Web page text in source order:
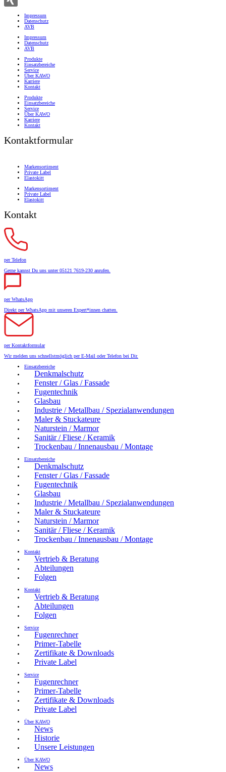
Impressum
Datenschutz
AVB
Impressum
Datenschutz
AVB
Produkte
Einsatzbereiche
Service
Über KAWO
Karriere
Kontakt
Produkte
Einsatzbereiche
Service
Über KAWO
Karriere
Kontakt
Kontaktformular
Markensortiment
Private Label
Elastokitt
Markensortiment
Private Label
Elastokitt
Kontakt
per Telefon
Gerne kannst Du uns unter 05121 7619-230 anrufen.
per WhatsApp
Direkt per WhatsApp mit unseren Expert*innen chatten.
per Kontaktformular
Wir melden uns schnellstmöglich per E-Mail oder Telefon bei Dir.
Einsatzbereiche
Denkmalschutz
Fenster / Glas / Fassade
Fugentechnik
Glasbau
Industrie / Metallbau / Spezialanwendungen
Maler & Stuckateure
Naturstein / Marmor
Sanitär / Fliese / Keramik
Trockenbau / Innenausbau / Montage
Einsatzbereiche
Denkmalschutz
Fenster / Glas / Fassade
Fugentechnik
Glasbau
Industrie / Metallbau / Spezialanwendungen
Maler & Stuckateure
Naturstein / Marmor
Sanitär / Fliese / Keramik
Trockenbau / Innenausbau / Montage
Kontakt
Vertrieb & Beratung
Abteilungen
Folgen
Kontakt
Vertrieb & Beratung
Abteilungen
Folgen
Service
Fugenrechner
Primer-Tabelle
Zertifikate & Downloads
Private Label
Service
Fugenrechner
Primer-Tabelle
Zertifikate & Downloads
Private Label
Über KAWO
News
Historie
Unsere Leistungen
Über KAWO
News